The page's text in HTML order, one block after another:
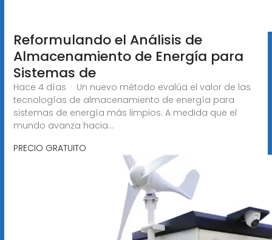
Reformulando el Análisis de
Almacenamiento de Energía para
Sistemas de
Hace 4 días · Un nuevo método evalúa el valor de las
tecnologías de almacenamiento de energía para
sistemas de energía más limpios. A medida que el
mundo avanza hacia...
PRECIO GRATUITO